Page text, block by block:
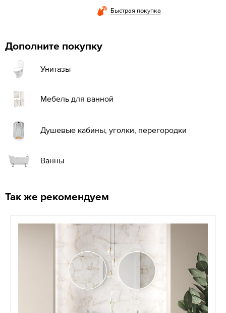
Быстрая покупка
Дополните покупку
Унитазы
Мебель для ванной
Душевые кабины, уголки, перегородки
Ванны
Так же рекомендуем